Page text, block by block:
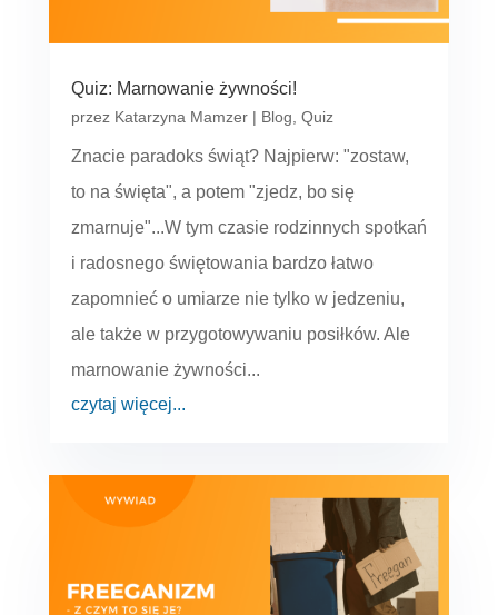
Quiz: Marnowanie żywności!
przez Katarzyna Mamzer| Blog, Quiz
Znacie paradoks świąt? Najpierw: "zostaw,
to na święta", a potem "zjedz, bo się
zmarnuje"...W tym czasie rodzinnych spotkań
i radosnego świętowania bardzo łatwo
zapomnieć o umiarze nie tylko w jedzeniu,
ale także w przygotowywaniu posiłków. Ale
marnowanie żywności...
czytaj więcej...